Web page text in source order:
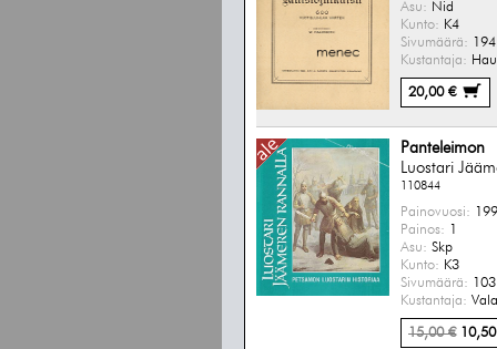
Asu: Nid
Kunto: K4
Sivumäärä:
Kustantaja:
20,00 €
Panteleimon
Luostari
110844
Painovuosi:
Painos:
Asu: Skp
Kunto: K3
Sivumäärä:
Kustantaja:
15,00 €